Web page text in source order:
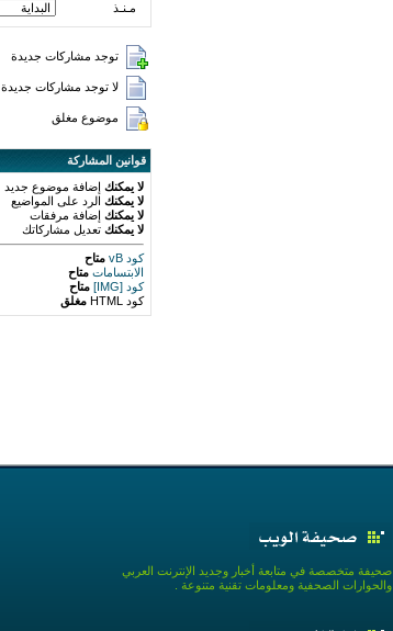
مـنـذ
توجد مشاركات جديدة
لا توجد مشاركات جديدة
موضوع مغلق
قوانين المشاركة
لا يمكنك إضافة موضوع جديد
لا يمكنك الرد على المواضيع
لا يمكنك إضافة مرفقات
لا يمكنك تعديل مشاركاتك
كود vB
متاح
الابتسامات متاح
كود [IMG]
متاح
كود HTML
مغلق
صحيفة متخصصة في متابعة أخبار وجديد الإنترنت العربي
والحوارات الصحفية ومعلومات تقنية متنوعة .